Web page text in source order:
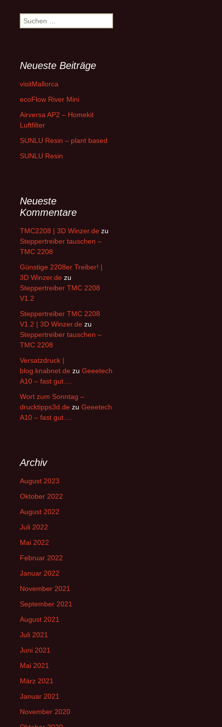
Suchen
nach:
Neueste Beiträge
visitMallorca
ecoFlow River Mini
Airversa AP2 – Homekit
Luftfilter
SUNLU Resin – plant based
SUNLU Resin
Neueste
Kommentare
TMC2208 | 3D Winzer.de zu
Steppertreiber tauschen –
TMC 2208
Günstige 2208er Treiber! |
3D Winzer.de zu
Steppertreiber TMC 2208
V1.2
Steppertreiber TMC 2208
V1.2 | 3D Winzer.de zu
Steppertreiber tauschen –
TMC 2208
Versatzdruck |
blog.knabnet.de zu Geeetech
A10 – fast gut….
Wort zum Sonntag –
drucktipps3d.de zu Geeetech
A10 – fast gut….
Archiv
August 2023
Oktober 2022
August 2022
Juli 2022
Mai 2022
Februar 2022
Januar 2022
November 2021
September 2021
August 2021
Juli 2021
Juni 2021
Mai 2021
März 2021
Januar 2021
November 2020